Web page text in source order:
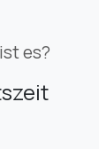
es?